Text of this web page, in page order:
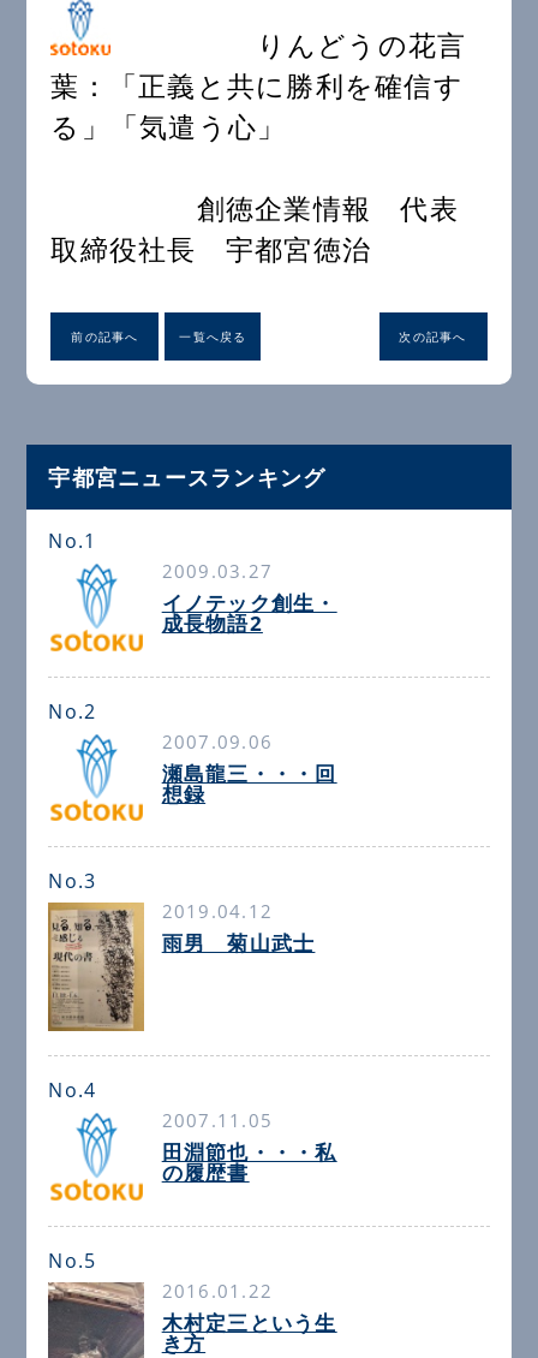
りんどうの花言
葉：「正義と共に勝利を確信す
る」「気遣う心」
創徳企業情報 代表
取締役社長 宇都宮徳治
前の記事へ 一覧へ戻る 次の記事へ
宇都宮ニュースランキング
No.1
2009.03.27
イノテック創生・
成長物語2
No.2
2007.09.06
瀬島龍三・・・回
想録
No.3
2019.04.12
雨男 菊山武士
No.4
2007.11.05
田淵節也・・・私
の履歴書
No.5
2016.01.22
木村定三という生
き方